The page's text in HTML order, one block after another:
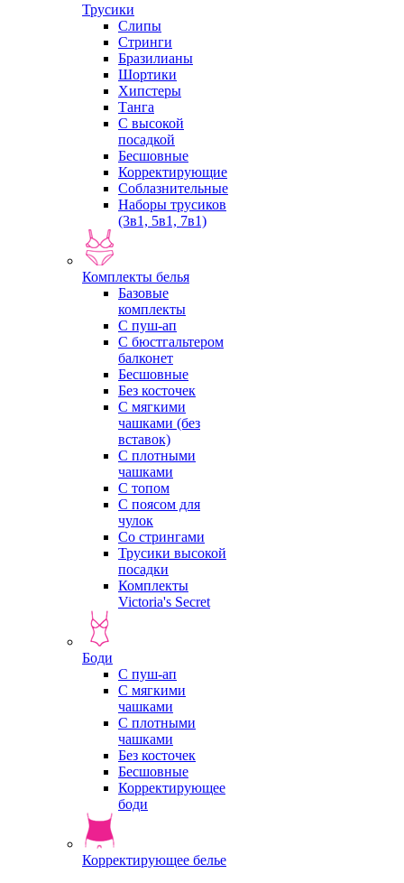
Трусики
Слипы
Стринги
Бразилианы
Шортики
Хипстеры
Танга
С высокой
посадкой
Бесшовные
Корректирующие
Соблазнительные
Наборы трусиков
(3в1, 5в1, 7в1)
Комплекты белья
Базовые
комплекты
С пуш-ап
С бюстгальтером
балконет
Бесшовные
Без косточек
С мягкими
чашками (без
вставок)
С плотными
чашками
С топом
С поясом для
чулок
Со стрингами
Трусики высокой
посадки
Комплекты
Victoria's Secret
Боди
С пуш-ап
С мягкими
чашками
С плотными
чашками
Без косточек
Бесшовные
Корректирующее
боди
Корректирующее белье